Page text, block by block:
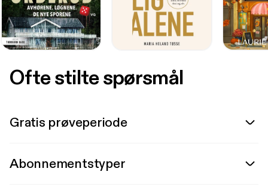
Ofte stilte spørsmål
Gratis prøveperiode
Abonnementstyper